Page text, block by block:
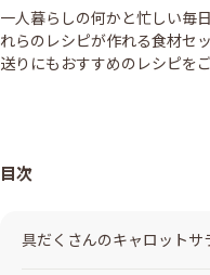
一人暮らしの何かと忙しい毎
れらのレシピが作れる食材セ
送りにもおすすめのレシピを
目次
具だくさんのキャロット